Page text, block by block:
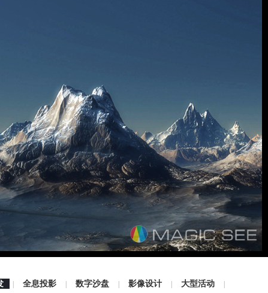
| 全息投影 | 数字沙盘 | 影像设计 | 大型活动 |